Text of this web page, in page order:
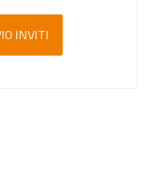
INVITI